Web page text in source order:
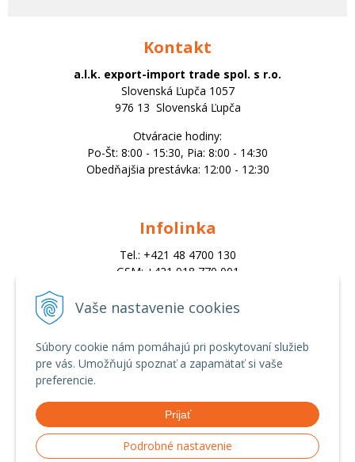
Vaše nastavenie cookies
Súbory cookie nám pomáhajú pri poskytovaní služieb
pre vás. Umožňujú spoznať a zapamätať si vaše
preferencie.
Prijať
Podrobné nastavenie
Kontakt
a.l.k. export-import trade spol. s r.o.
Slovenská Ľupča 1057
976 13 Slovenská Ľupča
Otváracie hodiny:
Po-Št: 8:00 - 15:30, Pia: 8:00 - 14:30
Obedňajšia prestávka: 12:00 - 12:30
Infolinka
Tel.: +421 48 4700 130
GSM: +421 918 770 001
trade@alk.sk
Obchodné podmienky
Ochrana osobných údajov
Možnosti platby a doprava
Reklamačný poriadok